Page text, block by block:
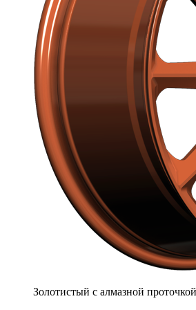
Золотистый с алмазной проточкой